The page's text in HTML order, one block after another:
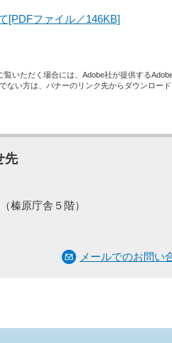
[PDFファイル／146KB]
覧いただく場合には、Adobe社が提供する
ない方は、バナーのリンク先からダウンロー
先
榛原庁舎５階）
メールでのお問い